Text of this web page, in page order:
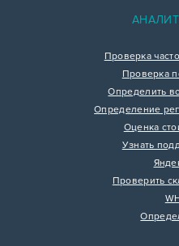
Проверка
Проверка
Определить
Определение
Оценка
Узнать
Проверить